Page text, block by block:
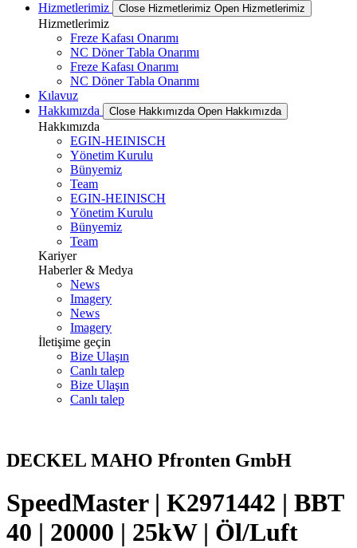
Hizmetlerimiz
Close Hizmetlerimiz Open Hizmetlerimiz
Hizmetlerimiz
Freze Kafası Onarımı
NC Döner Tabla Onarımı
Freze Kafası Onarımı
NC Döner Tabla Onarımı
Kılavuz
Hakkımızda
Close Hakkımızda Open Hakkımızda
Hakkımızda
EGIN-HEINISCH
Yönetim Kurulu
Bünyemiz
Team
EGIN-HEINISCH
Yönetim Kurulu
Bünyemiz
Team
Kariyer
Haberler & Medya
News
Imagery
News
Imagery
İletişime geçin
Bize Ulaşın
Canlı talep
Bize Ulaşın
Canlı talep
DECKEL MAHO Pfronten GmbH
SpeedMaster | K2971442 | BBT
40 | 20000 | 25kW | Öl/Luft